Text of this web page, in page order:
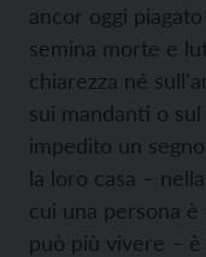
ancor oggi
semina morte e
chiarezza né
sui mandanti o
impedito un
la loro casa –
cui una persona è
può più vivere –